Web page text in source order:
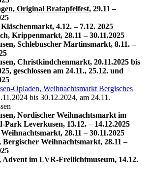
Original Bratapfelfest, 29.11 –
4.12. – 7.12. 2025
Krippenmarkt, 28.11 – 30.11.2025
Schlebuscher Martinsmarkt, 8.11. –
Christkindchenmarkt, 20.11.2025 bis
geschlossen am 24.11., 25.12. und
Opladen, Weihnachtsmarkt Bergisches
bis 30.12.2024, am 24.11.
Nordischer Weihnachtsmarkt im
Park Leverkusen, 13.12. – 14.12.2025
28.11 – 30.11.2025
Weihnachtsmarkt, 28.11 –
im LVR-Freilichtmuseum, 14.12.